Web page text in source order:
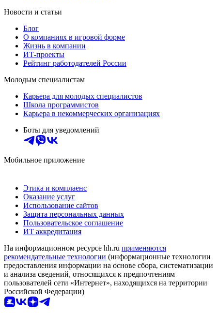
Новости и статьи
Блог
О компаниях в игровой форме
Жизнь в компании
ИТ-проекты
Рейтинг работодателей России
Молодым специалистам
Карьера для молодых специалистов
Школа программистов
Карьера в некоммерческих организациях
Боты для уведомлений
Мобильное приложение
Этика и комплаенс
Оказание услуг
Использование сайтов
Защита персональных данных
Пользовательское соглашение
ИТ аккредитация
На информационном ресурсе hh.ru применяются
рекомендательные технологии (информационные технологии
предоставления информации на основе сбора, систематизации
и анализа сведений, относящихся к предпочтениям
пользователей сети «Интернет», находящихся на территории
Российской Федерации)